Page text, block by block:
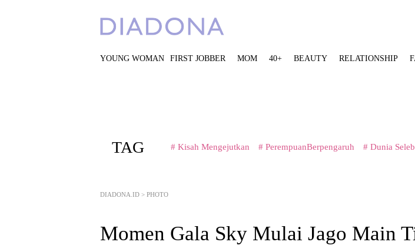
YOUNG WOMAN FIRST JOBBER MOM 40+ BEAUTY RELATIONSHIP
TAG # Kisah Mengejutkan # PerempuanBerpengaruh # Dunia Seleb
DIADONA.ID > PHOTO
Momen Gala Sky Mulai Jago Main